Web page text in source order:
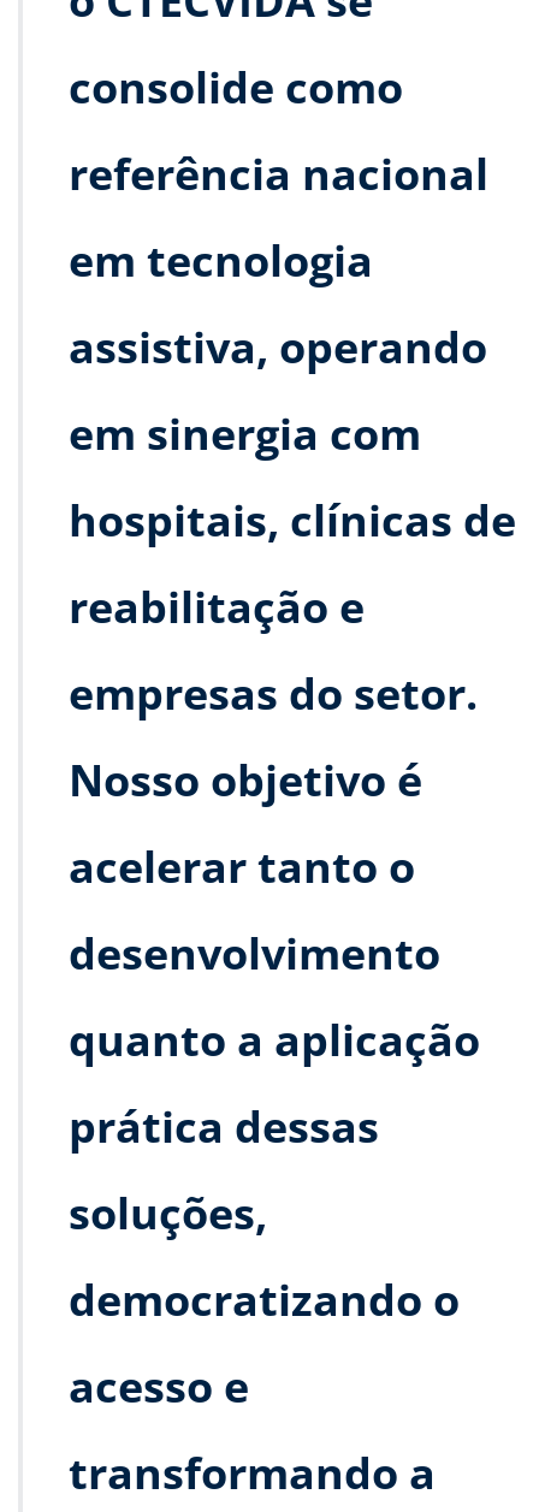
consolide como
referência nacional
em tecnologia
assistiva, operando
em sinergia com
hospitais, clínicas de
reabilitação e
empresas do setor.
Nosso objetivo é
acelerar tanto o
desenvolvimento
quanto a aplicação
prática dessas
soluções,
democratizando o
acesso e
transformando a